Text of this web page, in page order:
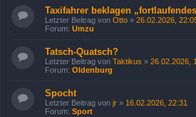
Taxifahrer beklagen
Letzter Beitrag von Otto » 26.02.2026,
Forum: Umzu
Tatsch-Quatsch?
Letzter Beitrag von Taktikus » 26.02.2026,
Forum: Oldenburg
Spocht
Letzter Beitrag von jr » 16.02.2026, 22:31
Forum: Sport